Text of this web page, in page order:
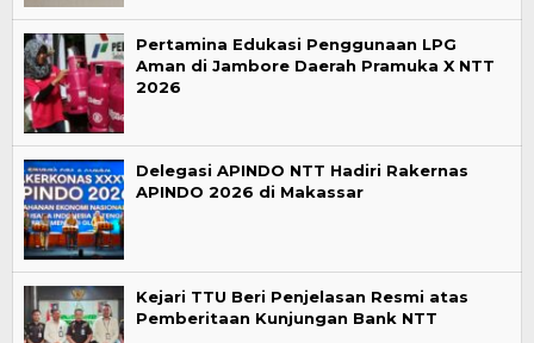
Pertamina Edukasi Penggunaan LPG
Aman di Jambore Daerah Pramuka X NTT
2026
Delegasi APINDO NTT Hadiri Rakernas
APINDO 2026 di Makassar
Kejari TTU Beri Penjelasan Resmi atas
Pemberitaan Kunjungan Bank NTT